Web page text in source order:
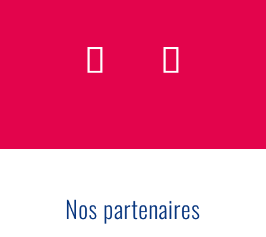
Nos partenaires